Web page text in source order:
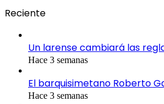
Reciente
Un larense cambiará las
Hace 3 semanas
El barquisimetano Roberto
Hace 3 semanas